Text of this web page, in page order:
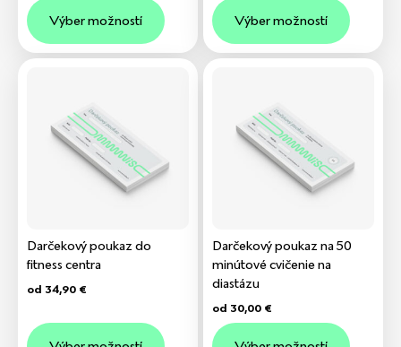
Výber možností Výber možností
Darčekový poukaz do
fitness centra
od 34,90 €
Darčekový poukaz na 50
minútové cvičenie na
diastázu
od 30,00 €